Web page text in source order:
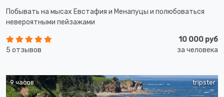
Побывать на мысах Евстафия и Менапуцы и полюбоваться
невероятными пейзажами
5 отзывов
10 000 руб
за человека
tripster
9 часов